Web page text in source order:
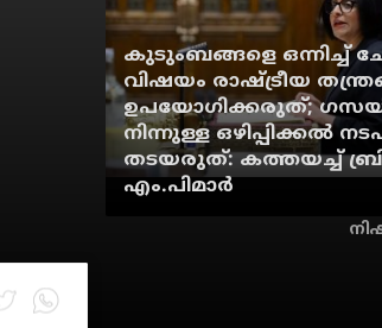
കുടുംബങ്ങളെ ഒന്നിച്ച്
വിഷയം രാഷ്ട്രീയ
ഉപയോഗിക്കരുത്;
നിന്നുള്ള ഒഴിപ്പിക്കല്‍
തടയരുത്: കത്തയച്ച്
എം.പിമാര്‍